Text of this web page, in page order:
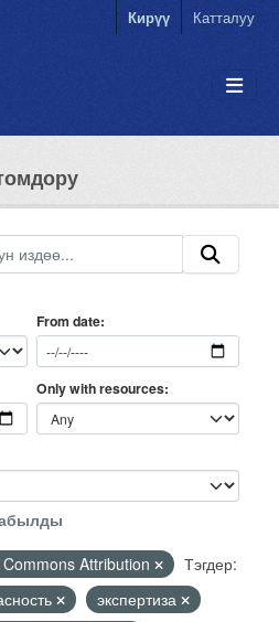
Кирүү Катталуу
From date
Only with resources
Attribution
Тэгдер:
экспертиза